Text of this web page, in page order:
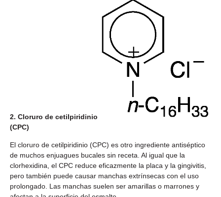
2. Cloruro de cetilpiridinio
(CPC)
El cloruro de cetilpiridinio (CPC) es otro ingrediente antiséptico
de muchos enjuagues bucales sin receta. Al igual que la
clorhexidina, el CPC reduce eficazmente la placa y la gingivitis,
pero también puede causar manchas extrínsecas con el uso
prolongado. Las manchas suelen ser amarillas o marrones y